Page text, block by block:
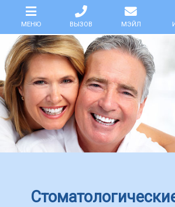
МЕНЮ ВЫЗОВ МЭЙЛ
ГЛАВНАЯ
УСЛУГИ
НАШИ
ПАЦИЕНТЫ
ПОМОЩЬ